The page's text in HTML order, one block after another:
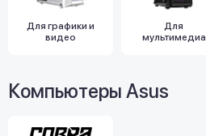
Для графики и
видео
Для
мультимедиа
Компьютеры Asus